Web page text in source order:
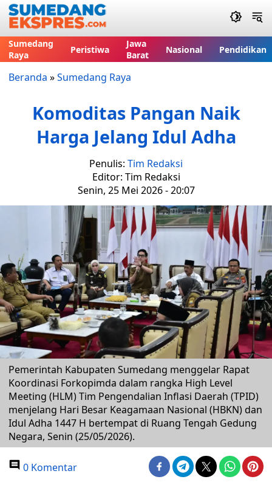
Sumedang
Raya
Peristiwa
Jawa
Barat
Nasional Pendidikan
Beranda »Sumedang Raya
Komoditas Pangan Naik
Harga Jelang Idul Adha
Penulis: Tim Redaksi
Editor: Tim Redaksi
Senin, 25 Mei 2026 - 20:07
Pemerintah Kabupaten Sumedang menggelar Rapat
Koordinasi Forkopimda dalam rangka High Level
Meeting (HLM) Tim Pengendalian Inflasi Daerah (TPID)
menjelang Hari Besar Keagamaan Nasional (HBKN) dan
Idul Adha 1447 H bertempat di Ruang Tengah Gedung
Negara, Senin (25/05/2026).
0 Komentar